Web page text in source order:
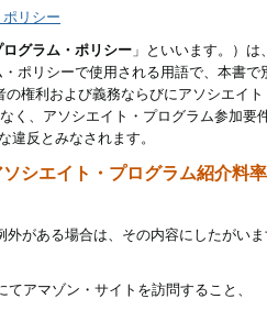
リシー
ログラム・ポリシー 」といいます。）は、
ポリシーで使用される用語で、本書
権利および義務ならびにアソシエイ
く、アソシエイト・プログラム参加
反とみなされます。
ソシエイト・プログラム紹介料
外がある場合は、その内容にしたがい
アマゾン・サイトを訪問すること、